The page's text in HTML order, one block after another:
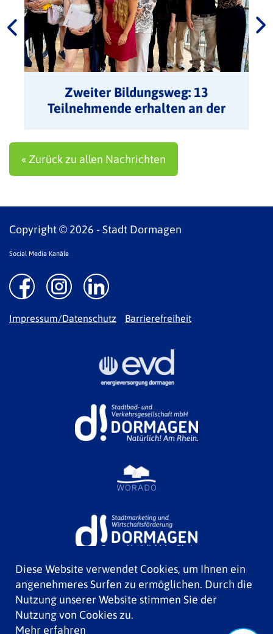
Zweiter Bildungsweg: 13
Teilnehmende erhalten an der
« Zurück zu allen Nachrichten
Diese Website verwendet Cookies, um Ihnen ein
angenehmeres Surfen zu ermöglichen. Durch die
Nutzung unserer Website stimmen Sie der
Nutzung von Cookies zu.
Mehr erfahren
Copyright © 2026 - Stadt Dormagen
Social Media Kanäle
Impressum/Datenschutz Barrierefreiheit